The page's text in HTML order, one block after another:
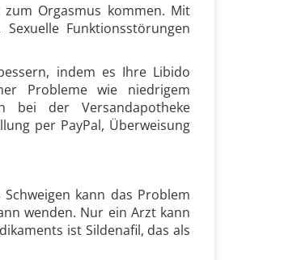
Orgasmus kommen. Mit
Funktionsstörungen
indem es Ihre Libido
Probleme wie niedrigem
bei der Versandapotheke
per PayPal, Überweisung
kann das Problem
wenden. Nur ein Arzt kann
ist Sildenafil, das als